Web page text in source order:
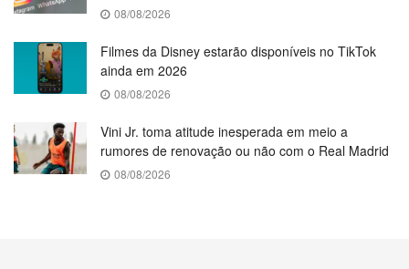
08/08/2026
Filmes da Disney estarão disponíveis no TikTok
ainda em 2026
08/08/2026
Vini Jr. toma atitude inesperada em meio a
rumores de renovação ou não com o Real Madrid
08/08/2026